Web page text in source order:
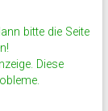
bitte die Seite
Diese